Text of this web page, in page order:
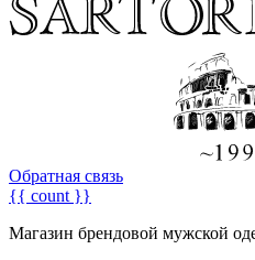
Обратная связь
{{ count }}
Магазин брендовой мужской